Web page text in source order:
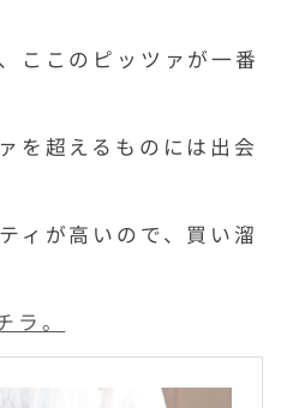
ここのピッツァが一番
を超えるものには出会
ィが高いので、買い溜
ラ。